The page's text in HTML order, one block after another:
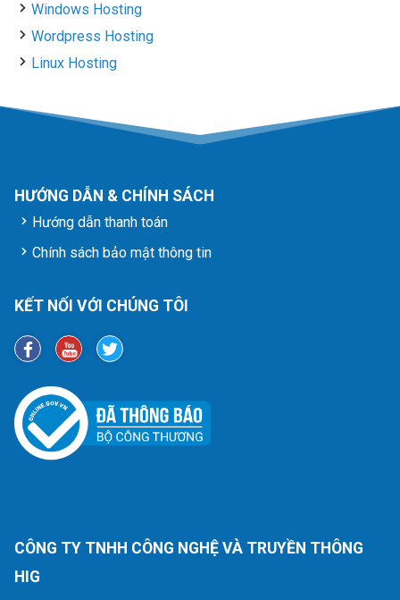
Windows Hosting
Wordpress Hosting
Linux Hosting
HƯỚNG DẪN & CHÍNH SÁCH
Hướng dẫn thanh toán
Chính sách bảo mật thông tin
KẾT NỐI VỚI CHÚNG TÔI
CÔNG TY TNHH CÔNG NGHỆ VÀ TRUYỀN THÔNG
HIG